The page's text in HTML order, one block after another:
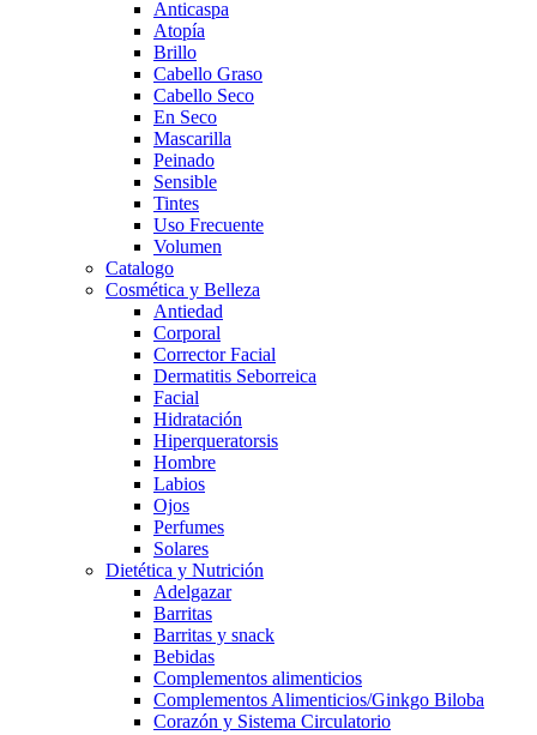
Anticaspa
Atopía
Brillo
Cabello Graso
Cabello Seco
En Seco
Mascarilla
Peinado
Sensible
Tintes
Uso Frecuente
Volumen
Catalogo
Cosmética y Belleza
Antiedad
Corporal
Corrector Facial
Dermatitis Seborreica
Facial
Hidratación
Hiperqueratorsis
Hombre
Labios
Ojos
Perfumes
Solares
Dietética y Nutrición
Adelgazar
Barritas
Barritas y snack
Bebidas
Complementos alimenticios
Complementos Alimenticios/Ginkgo Biloba
Corazón y Sistema Circulatorio